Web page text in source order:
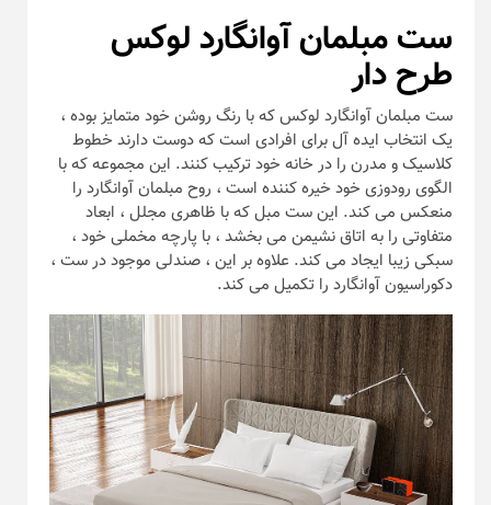
ست مبلمان آوانگارد لوکس
طرح دار
ست مبلمان آوانگارد لوکس که با رنگ روشن خود متمایز بوده ،
یک انتخاب ایده آل برای افرادی است که دوست دارند خطوط
کلاسیک و مدرن را در خانه خود ترکیب کنند. این مجموعه که با
الگوی رودوزی خود خیره کننده است ، روح مبلمان آوانگارد را
منعکس می کند. این ست مبل که با ظاهری مجلل ، ابعاد
متفاوتی را به اتاق نشیمن می بخشد ، با پارچه مخملی خود ،
سبکی زیبا ایجاد می کند. علاوه بر این ، صندلی موجود در ست ،
دکوراسیون آوانگارد را تکمیل می کند.